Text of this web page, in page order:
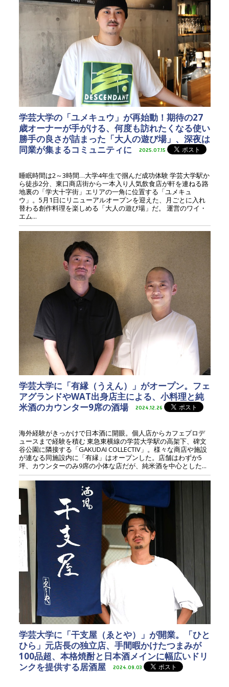
学芸大学の「ユメキュウ」が再始動！期待の27
歳オーナーが手がける、何度も訪れたくなる使い
勝手の良さが詰まった「大人の遊び場」、深夜は
同業が集まるコミュニティに
2025.07.15
睡眠時間は2～3時間…大学4年生で掴んだ成功体験 学芸大学駅か
ら徒歩2分、東口商店街から一本入り人気飲食店が軒を連ねる路
地裏の「学大十字街」エリアの一角に位置する「ユメキュ
ウ」。5月1日にリニューアルオープンを迎えた、月ごとに入れ
替わる創作料理を楽しめる「大人の遊び場」だ。 運営のワイ・
エム...
学芸大学に「有縁（うえん）」がオープン。フェ
アグランドやWAT出身店主による、小料理と純
米酒のカウンター9席の酒場
2024.12.26
海外経験がきっかけで日本酒に開眼。個人店からカフェプロデ
ュースまで経験を積む 東急東横線の学芸大学駅の高架下、碑文
谷公園に隣接する「GAKUDAI COLLECTIV」。様々な商店や施設
が連なる同施設内に「有縁」はオープンした。店舗はわずか5
坪、カウンターのみ9席の小体な店だが、純米酒を中心とした...
学芸大学に「干支屋（ゑとや）」が開業。「ひと
ひら」元店長の独立店、手間暇かけたつまみが
100品超、本格焼酎と日本酒メインに幅広いドリ
ンクを提供する居酒屋
2024.09.03